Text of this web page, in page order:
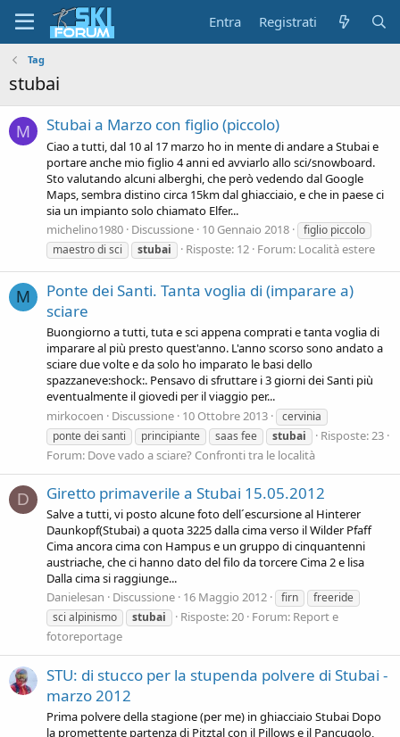
Entra Registrati
Tag
stubai
M Stubai a Marzo con figlio (piccolo)
Ciao a tutti, dal 10 al 17 marzo ho in mente di andare a Stubai e
portare anche mio figlio 4 anni ed avviarlo allo sci/snowboard.
Sto valutando alcuni alberghi, che però vedendo dal Google
Maps, sembra distino circa 15km dal ghiacciaio, e che in paese ci
sia un impianto solo chiamato Elfer...
michelino1980 Discussione 10 Gennaio 2018
figlio piccolo
maestro di sci
stubai Risposte: 12 Forum: Località estere
M
Ponte dei Santi. Tanta voglia di (imparare a)
sciare
Buongiorno a tutti, tuta e sci appena comprati e tanta voglia di
imparare al più presto quest'anno. L'anno scorso sono andato a
sciare due volte e da solo ho imparato le basi dello
spazzaneve:shock:. Pensavo di sfruttare i 3 giorni dei Santi più
eventualmente il giovedi per il viaggio per...
mirkocoen
Discussione 10 Ottobre 2013
cervinia
ponte dei santi
principiante saas fee stubai
Risposte: 23
Forum: Dove vado a sciare? Confronti tra le località
D Giretto primaverile a Stubai 15.05.2012
Salve a tutti, vi posto alcune foto dell´escursione al Hinterer
Daunkopf(Stubai) a quota 3225 dalla cima verso il Wilder Pfaff
Cima ancora cima con Hampus e un gruppo di cinquantenni
austriache, che ci hanno dato del filo da torcere Cima 2 e lisa
Dalla cima si raggiunge...
Danielesan
Discussione 16 Maggio 2012 firn
freeride
sci alpinismo
stubai Risposte: 20 Forum: Report e
fotoreportage
STU: di stucco per la stupenda polvere di Stubai -
marzo 2012
Prima polvere della stagione (per me) in ghiacciaio Stubai Dopo
la promettente partenza di Pitztal con il Pillows e il Pancugolo,